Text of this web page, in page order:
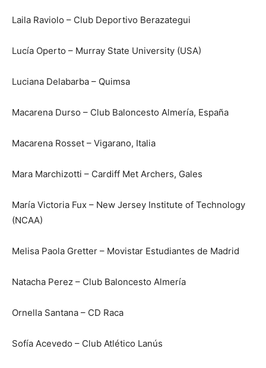
Laila Raviolo – Club Deportivo Berazategui
Lucía Operto – Murray State University (USA)
Luciana Delabarba – Quimsa
Macarena Durso – Club Baloncesto Almería, España
Macarena Rosset – Vigarano, Italia
Mara Marchizotti – Cardiff Met Archers, Gales
María Victoria Fux – New Jersey Institute of Technology
(NCAA)
Melisa Paola Gretter – Movistar Estudiantes de Madrid
Natacha Perez – Club Baloncesto Almería
Ornella Santana – CD Raca
Sofía Acevedo – Club Atlético Lanús